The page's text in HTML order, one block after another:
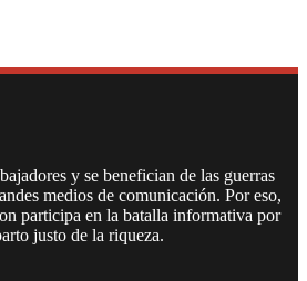
y se benefician de las guerras
medios de comunicación. Por eso,
participa en la batalla informativa por
justo de la riqueza.